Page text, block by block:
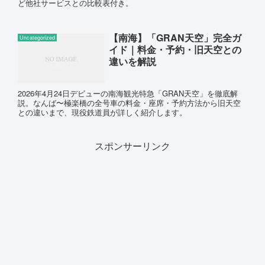
ど他社サービスとの比較表付き。
Uncategorized
【南海】「GRAN天空」完全ガ
イド｜料金・予約・旧天空との
違いを解説
2026年4月24日デビューの南海観光特急「GRAN天空」を徹底解
説。なんば〜極楽橋の全号車の料金・座席・予約方法から旧天空
との違いまで、現役鉄道員が詳しく紹介します。
スポンサーリンク